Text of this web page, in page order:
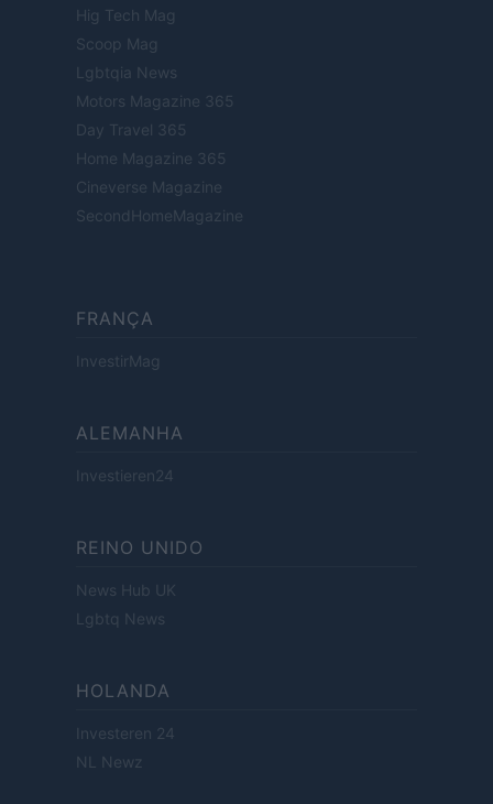
Hig Tech Mag
Scoop Mag
Lgbtqia News
Motors Magazine 365
Day Travel 365
Home Magazine 365
Cineverse Magazine
SecondHomeMagazine
FRANÇA
InvestirMag
ALEMANHA
Investieren24
REINO UNIDO
News Hub UK
Lgbtq News
HOLANDA
Investeren 24
NL Newz